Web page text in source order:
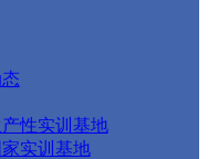
性实训基地
实训基地